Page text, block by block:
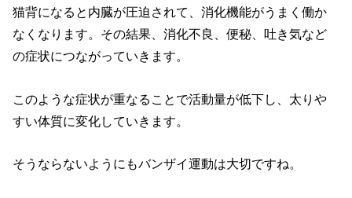
猫背になると内臓が圧迫されて、消化機能がうまく働か
なくなります。その結果、消化不良、便秘、吐き気など
の症状につながっていきます。
このような症状が重なることで活動量が低下し、太りや
すい体質に変化していきます。
そうならないようにもバンザイ運動は大切ですね。